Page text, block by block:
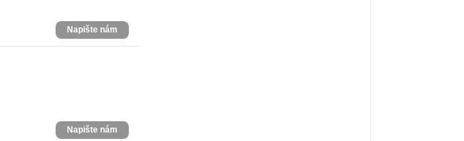
Napište nám
Napište nám